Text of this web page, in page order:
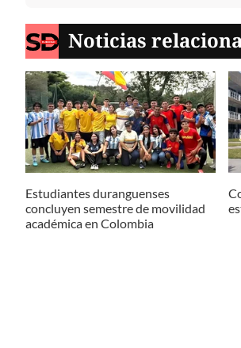
Noticias
Estudiantes duranguenses
concluyen semestre de movilidad
académica en Colombia